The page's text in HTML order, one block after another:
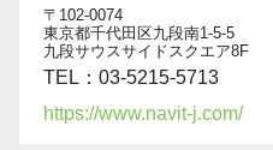
〒102-0074
東京都千代田区九段南1-5-5
九段サウスサイドスクエア8F
TEL：03-5215-5713
https://www.navit-j.com/